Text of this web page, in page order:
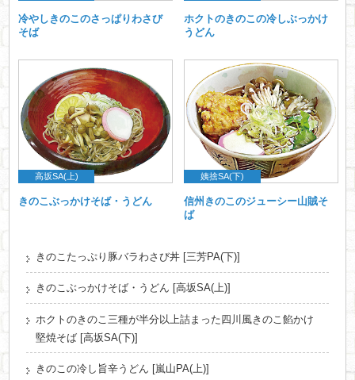
冷やしきのこのさっぱりわさび
そば
ホクトのきのこの冷しぶっかけ
うどん
高坂SA(上)
きのこぶっかけそば・うどん
姨捨SA(下)
信州きのこのジューシー山賊そ
ば
きのこたっぷり豚バラわさび丼 [三芳PA(下)]
きのこぶっかけそば・うどん [高坂SA(上)]
ホクトのきのこ三種が半分以上詰まった四川風きのこ餡かけ
堅焼そば [高坂SA(下)]
きのこの冷し旨辛うどん [嵐山PA(上)]